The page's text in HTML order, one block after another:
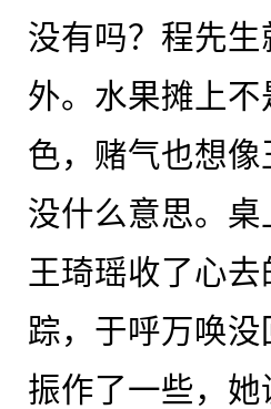
没有吗？程先
外。水果摊上
色，赌气也想
没什么意思。
王琦瑶收了心
踪，于呼万唤
振作了一些，